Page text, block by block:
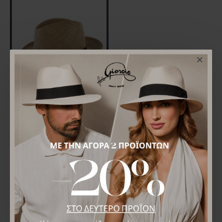
Fedora Seagrass Leather
ΜΠΟΡΕΊ ΝΑ ΣΑΣ ΑΡΈΣΕΙ